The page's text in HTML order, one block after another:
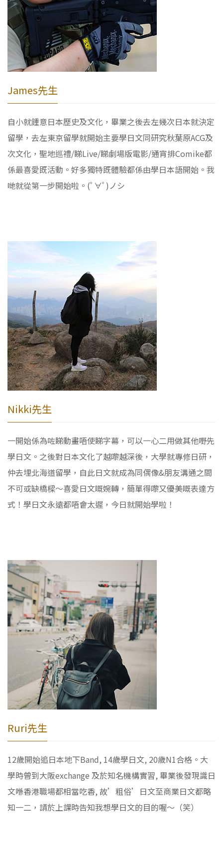
James先生
自小就鍾意日本歷史及文化，畢業之後去左幾次日本就決定
留學，去左東京留學就開始主要學日文同研究秋葉原ACG及
次文化，聖地巡禮/睇Live/睇劇場版電影/通宵排Comike都
係最喜愛既活動。好多獨特既體驗都係由學日本語開始。我
哋就從第一步開始啦。(ﾟ∀ﾟ)ノシ
Nikki先生
一開始係為咗睇動畫唔使睇字幕，可以一心二用做其他嘢先
學日文。之後對日本文化了越嚟越深後，大學就專修日研，
仲去埋北海道留學，自此日文就成為同偶像&朋友溝通之間
不可或缺橋樑～喜愛日文嘅婉轉，簡單得嚟又優美嘅表達方
式！學日文永遠都唔會太遲，今日就開始學啦！
Ruri先生
12歲開始追日本地下Band, 14歲學日文, 20歲N1合格。大
學時曾到大阪exchange 及於知名機構實習, 畢業後發現識日
文喺香港職場都相當吃香, 故’粗俗’日文至商業日文都略
知一二，請於上課時告知我想學日文的目的喔～（笑）